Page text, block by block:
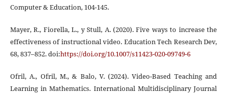
Computer & Education, 104-145.
Mayer, R., Fiorella, L., y Stull, A. (2020). Five ways to increase the
effectiveness of instructional video. Education Tech Research Dev,
68, 837–852. doi:https://doi.org/10.1007/s11423-020-09749-6
Ofril, A., Ofril, M., & Balo, V. (2024). Video-Based Teaching and
Learning in Mathematics. International Multidisciplinary Journal